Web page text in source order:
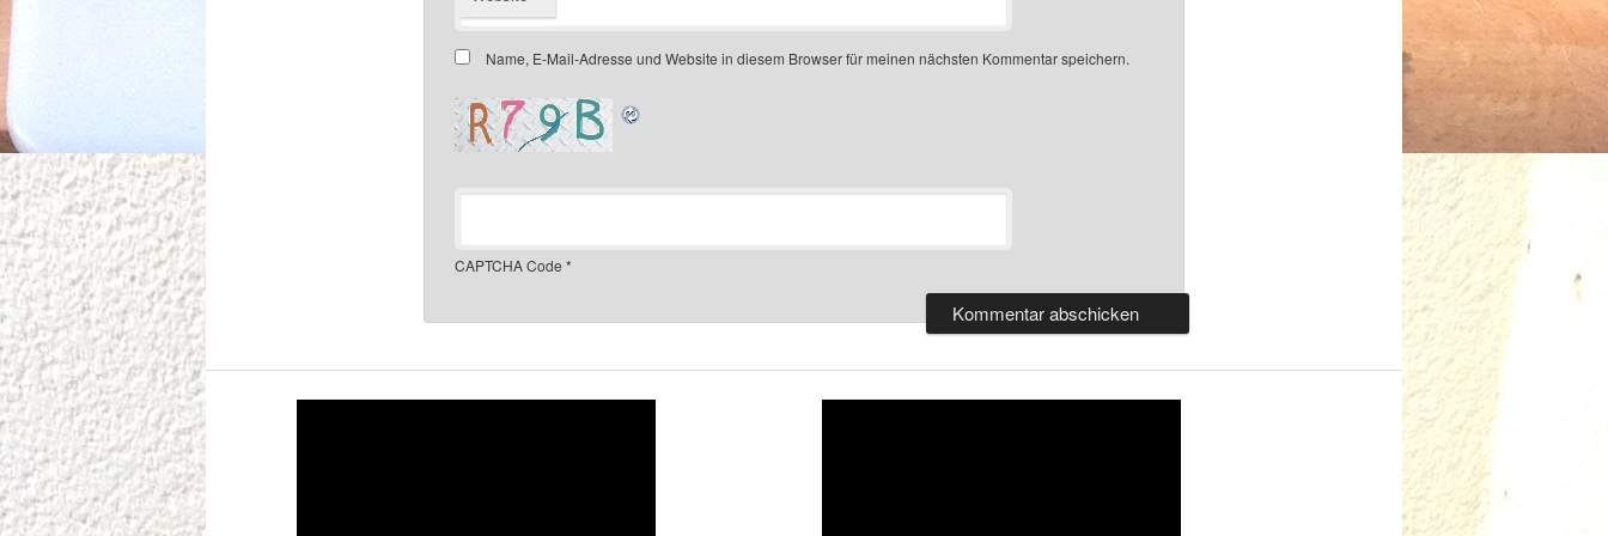
Name, E-Mail-Adresse und Website in diesem Browser für meinen nächsten Kommentar speichern.
CAPTCHA Code *